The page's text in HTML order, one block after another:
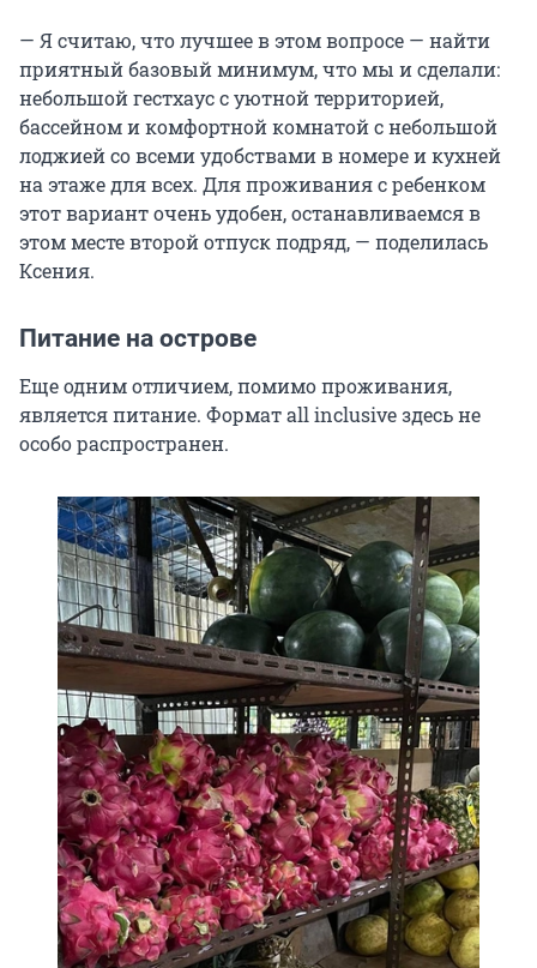
— Я считаю, что лучшее в этом вопросе — найти
приятный базовый минимум, что мы и сделали:
небольшой гестхаус с уютной территорией,
бассейном и комфортной комнатой с небольшой
лоджией со всеми удобствами в номере и кухней
на этаже для всех. Для проживания с ребенком
этот вариант очень удобен, останавливаемся в
этом месте второй отпуск подряд, — поделилась
Ксения.
Питание на острове
Еще одним отличием, помимо проживания,
является питание. Формат all inclusive здесь не
особо распространен.